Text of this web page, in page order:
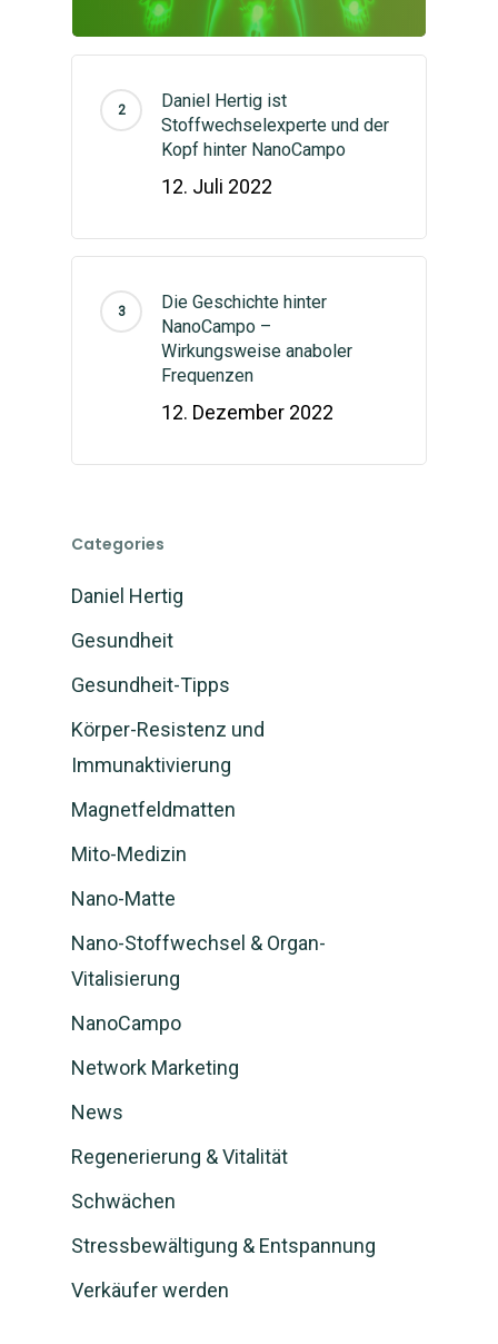
Daniel Hertig ist
Stoffwechselexperte und der
Kopf hinter NanoCampo
12. Juli 2022
Die Geschichte hinter
NanoCampo –
Wirkungsweise anaboler
Frequenzen
12. Dezember 2022
Categories
Daniel Hertig
Gesundheit
Gesundheit-Tipps
Körper-Resistenz und
Immunaktivierung
Magnetfeldmatten
Mito-Medizin
Nano-Matte
Nano-Stoffwechsel & Organ-
Vitalisierung
NanoCampo
Network Marketing
News
Regenerierung & Vitalität
Schwächen
Stressbewältigung & Entspannung
Verkäufer werden
Kontaktform
Anmelden